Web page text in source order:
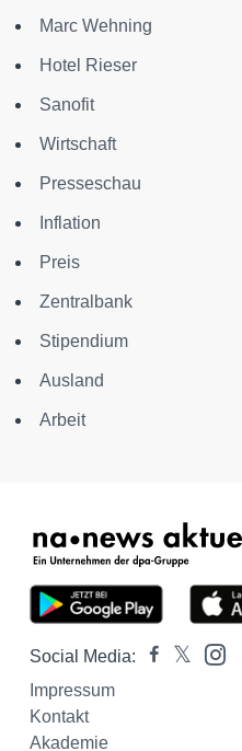
Marc Wehning
Hotel Rieser
Sanofit
Wirtschaft
Presseschau
Inflation
Preis
Zentralbank
Stipendium
Ausland
Arbeit
Social Media:
Impressum
Kontakt
Akademie